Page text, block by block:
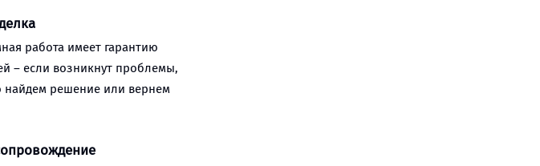
работа имеет гарантию
– если возникнут проблемы,
найдем решение или вернем